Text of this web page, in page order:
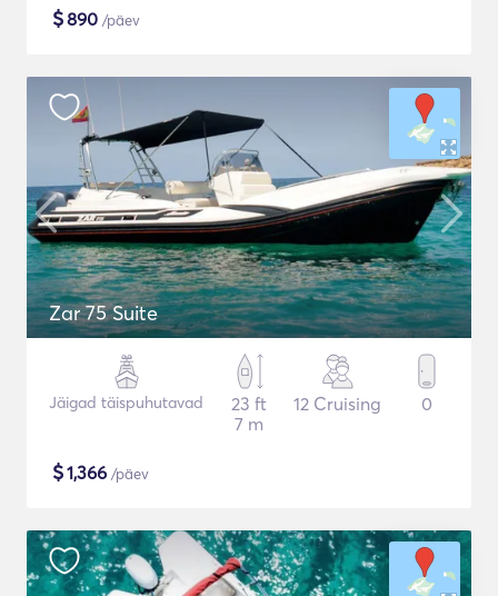
$890 /päev
Zar 75 Suite
Jäigad täispuhutavad
23 ft
7 m
12 Cruising 0
$1,366 /päev